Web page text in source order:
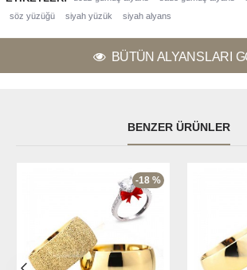
söz yüzüğü
siyah yüzük siyah alyans
BÜTÜN ALYANSLARI
BENZER ÜRÜNLER
-18 %